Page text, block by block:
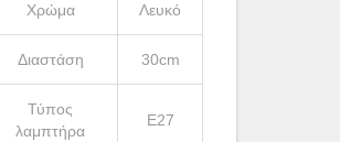
Χρώμα Λευκό
Διαστάση 30cm
Τύπος
λαμπτήρα
Ε27